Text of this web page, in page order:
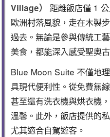
Village）
距離飯店僅 1
歐洲村落風貌，走在木製
過去。無論是參與傳統工
美食，都能深入感受聖奧
Blue Moon Suite 不僅地
具現代便利性。從免費無
甚至還有洗衣機與烘衣機
溫馨。此外，飯店提供的
尤其適合自駕遊客。